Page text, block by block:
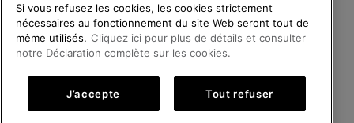
France
©2026 SOREL. Tous droits réservés.
Conditions Générales de Vente Garanties Légales Cookies
Impressum Public CBCR
BIENVENUE CHEZ SOREL.
VEUILLEZ SÉLECTIONNER
VOTRE PAYS DE LIVRAISON.
Achats en ligne disponibles
Si vous refusez les cookies, les cookies strictement
nécessaires au fonctionnement du site Web seront tout de
même utilisés. Cliquez ici pour plus de détails et consulter
notre Déclaration complète sur les cookies.
J’accepte Tout refuser